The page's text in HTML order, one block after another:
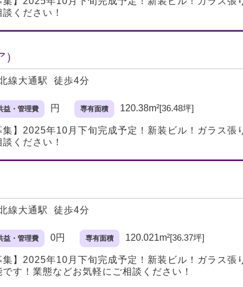
ください！
線大通駅 徒歩4分
益・管理費 円 専有面積 120.38m²[36.48坪]
集】2025年10月下旬完成予定！新装ビル！ガラス張
ください！
線大通駅 徒歩4分
益・管理費 0円 専有面積 120.021m²[36.37坪]
集】2025年10月下旬完成予定！新装ビル！ガラス張
す！業態などお気軽にご相談ください！